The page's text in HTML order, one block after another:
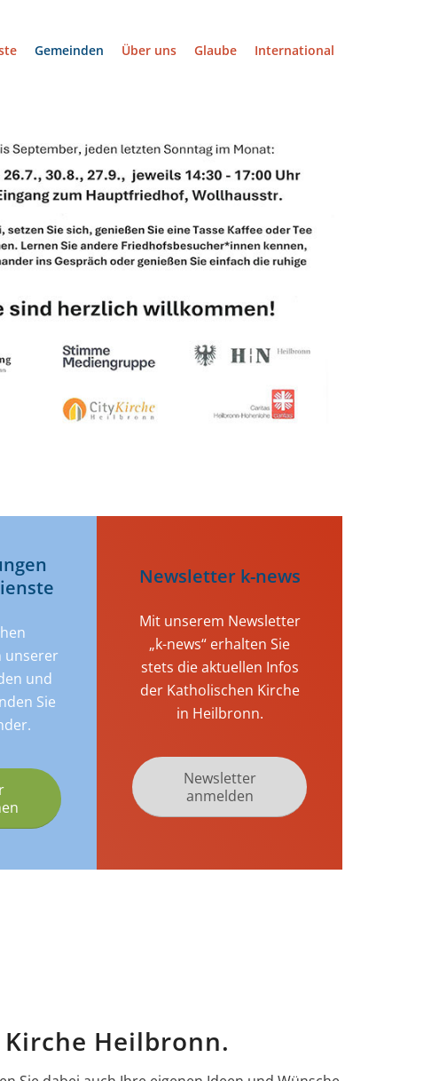
Gemeinden Über uns Glaube International
unserer
und
Sie
Newsletter k-news
Mit unserem Newsletter
„k-news“ erhalten Sie
stets die aktuellen Infos
der Katholischen Kirche
in Heilbronn.
Newsletter
anmelden
Heilbronn.